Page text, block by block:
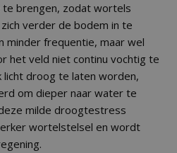
brengen, zodat wortels
verder de bodem in te
minder frequentie, maar wel
het veld niet continu vochtig te
licht droog te laten worden,
om dieper naar water te
milde droogtestress
wortelstelsel en wordt